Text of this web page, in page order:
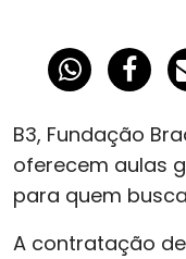
B3, Fundação
oferecem aulas
para quem
A contratação